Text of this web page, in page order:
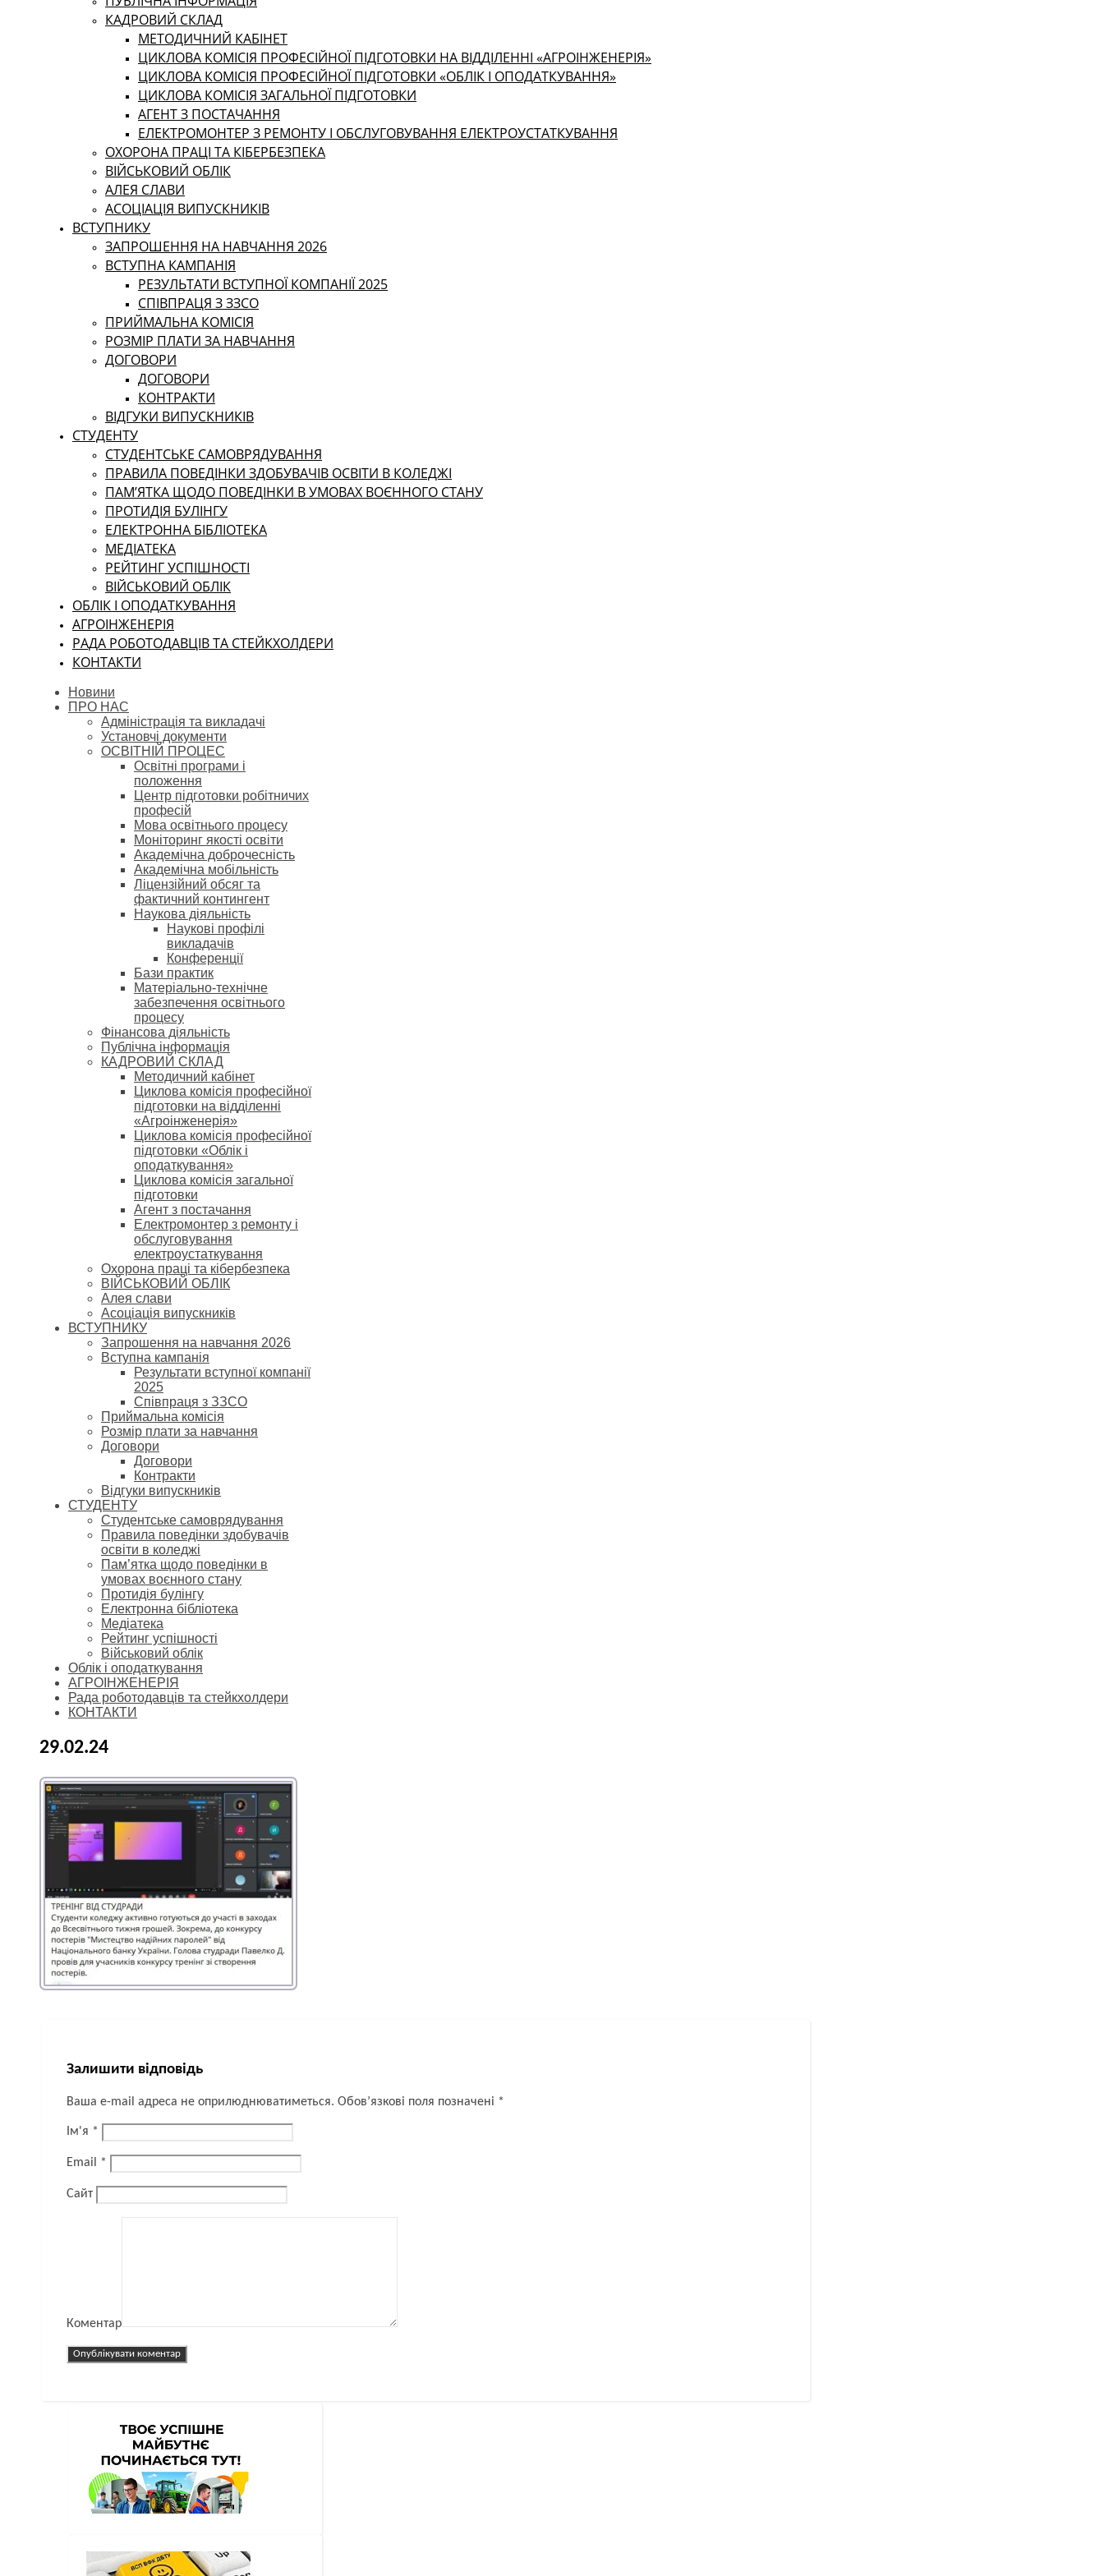
КАДРОВИЙ СКЛАД
МЕТОДИЧНИЙ КАБІНЕТ
ЦИКЛОВА КОМІСІЯ ПРОФЕСІЙНОЇ ПІДГОТОВКИ НА ВІДДІЛЕННІ «АГРОІНЖЕНЕРІЯ»
ЦИКЛОВА КОМІСІЯ ПРОФЕСІЙНОЇ ПІДГОТОВКИ «ОБЛІК І ОПОДАТКУВАННЯ»
ЦИКЛОВА КОМІСІЯ ЗАГАЛЬНОЇ ПІДГОТОВКИ
АГЕНТ З ПОСТАЧАННЯ
ЕЛЕКТРОМОНТЕР З РЕМОНТУ І ОБСЛУГОВУВАННЯ ЕЛЕКТРОУСТАТКУВАННЯ
ОХОРОНА ПРАЦІ ТА КІБЕРБЕЗПЕКА
ВІЙСЬКОВИЙ ОБЛІК
АЛЕЯ СЛАВИ
АСОЦІАЦІЯ ВИПУСКНИКІВ
ВСТУПНИКУ
ЗАПРОШЕННЯ НА НАВЧАННЯ 2026
ВСТУПНА КАМПАНІЯ
РЕЗУЛЬТАТИ ВСТУПНОЇ КОМПАНІЇ 2025
СПІВПРАЦЯ З ЗЗСО
ПРИЙМАЛЬНА КОМІСІЯ
РОЗМІР ПЛАТИ ЗА НАВЧАННЯ
ДОГОВОРИ
ДОГОВОРИ
КОНТРАКТИ
ВІДГУКИ ВИПУСКНИКІВ
СТУДЕНТУ
CТУДЕНТСЬКЕ САМОВРЯДУВАННЯ
ПРАВИЛА ПОВЕДІНКИ ЗДОБУВАЧІВ ОСВІТИ В КОЛЕДЖІ
ПАМ’ЯТКА ЩОДО ПОВЕДІНКИ В УМОВАХ ВОЄННОГО СТАНУ
ПРОТИДІЯ БУЛІНГУ
ЕЛЕКТРОННА БІБЛІОТЕКА
МЕДІАТЕКА
РЕЙТИНГ УСПІШНОСТІ
ВІЙСЬКОВИЙ ОБЛІК
ОБЛІК І ОПОДАТКУВАННЯ
АГРОІНЖЕНЕРІЯ
РАДА РОБОТОДАВЦІВ ТА СТЕЙКХОЛДЕРИ
КОНТАКТИ
Новини
ПРО НАС
Адміністрація та викладачі
Установчі документи
ОСВІТНІЙ ПРОЦЕС
Освітні програми і
положення
Центр підготовки робітничих
професій
Мова освітнього процесу
Моніторинг якості освіти
Академічна доброчесність
Академічна мобільність
Ліцензійний обсяг та
фактичний контингент
Наукова діяльність
Наукові профілі
викладачів
Конференції
Бази практик
Матеріально-технічне
забезпечення освітнього
процесу
Фінансова діяльність
Публічна інформація
КАДРОВИЙ СКЛАД
Методичний кабінет
Циклова комісія професійної
підготовки на відділенні
«Агроінженерія»
Циклова комісія професійної
підготовки «Облік і
оподаткування»
Циклова комісія загальної
підготовки
Агент з постачання
Електромонтер з ремонту і
обслуговування
електроустаткування
Охорона праці та кібербезпека
ВІЙСЬКОВИЙ ОБЛІК
Алея слави
Асоціація випускників
ВСТУПНИКУ
Запрошення на навчання 2026
Вступна кампанія
Результати вступної компанії
2025
Співпраця з ЗЗСО
Приймальна комісія
Розмір плати за навчання
Договори
Договори
Контракти
Відгуки випускників
СТУДЕНТУ
Cтудентське самоврядування
Правила поведінки здобувачів
освіти в коледжі
Пам’ятка щодо поведінки в
умовах воєнного стану
Протидія булінгу
Електронна бібліотека
Медіатека
Рейтинг успішності
Військовий облік
Облік і оподаткування
АГРОІНЖЕНЕРІЯ
Рада роботодавців та стейкхолдери
КОНТАКТИ
29.02.24
Залишити відповідь
Ваша e-mail адреса не оприлюднюватиметься. Обов’язкові поля позначені *
Ім'я *
Email *
Сайт
Коментар